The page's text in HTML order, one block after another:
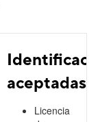
aceptadas
Licencia